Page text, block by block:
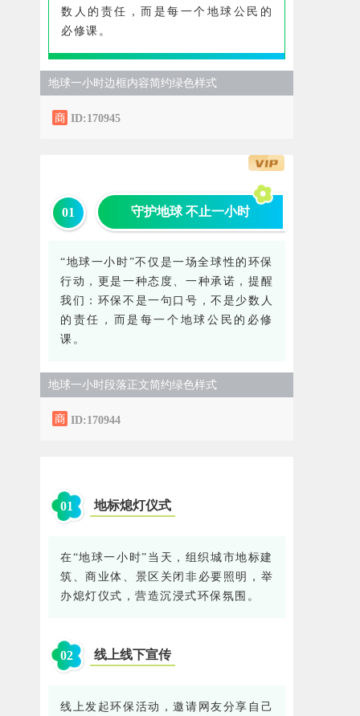
数人的责任，而是每一个地球公民的
必修课。
地球一小时边框内容简约绿色样式
ID:170945
01 守护地球 不止一小时
“地球一小时”不仅是一场全球性的环保
行动，更是一种态度、一种承诺，提醒
我们：环保不是一句口号，不是少数人
的责任，而是每一个地球公民的必修
课。
地球一小时段落正文简约绿色样式
ID:170944
01 地标熄灯仪式
在“地球一小时”当天，组织城市地标建
筑、商业体、景区关闭非必要照明，举
办熄灯仪式，营造沉浸式环保氛围。
02 线上线下宣传
线上发起环保活动，邀请网友分享自己